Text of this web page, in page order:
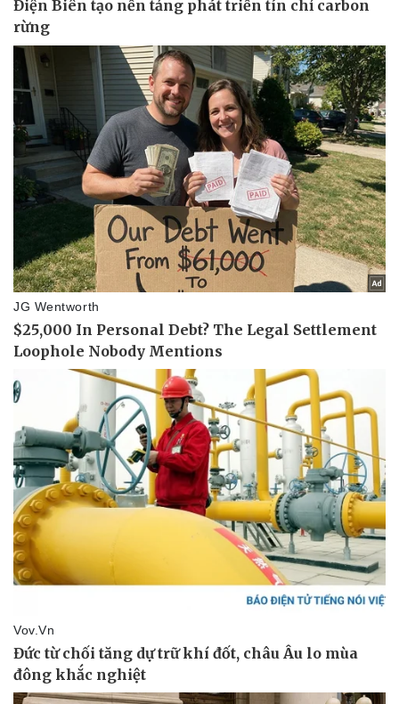
Doanh nghiệp
Thông tin doanh nghiệp
Doanh nghiệp 24h
Doanh nhân
Vì cộng đồng
Công nghệ
Sành điệu
Tin Công nghệ
Trải nghiệm
Chuyển đổi số